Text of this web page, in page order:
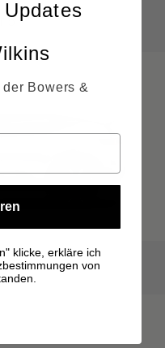
5
3
Bowers &
klicke, erkläre ich
von